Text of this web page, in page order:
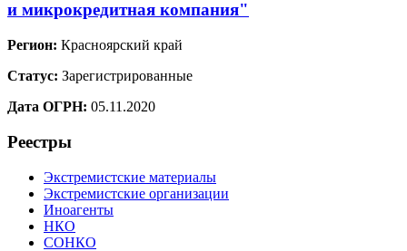
и микрокредитная компания"
Регион: Красноярский край
Статус: Зарегистрированные
Дата ОГРН: 05.11.2020
Реестры
Экстремистские материалы
Экстремистские организации
Иноагенты
НКО
СОНКО